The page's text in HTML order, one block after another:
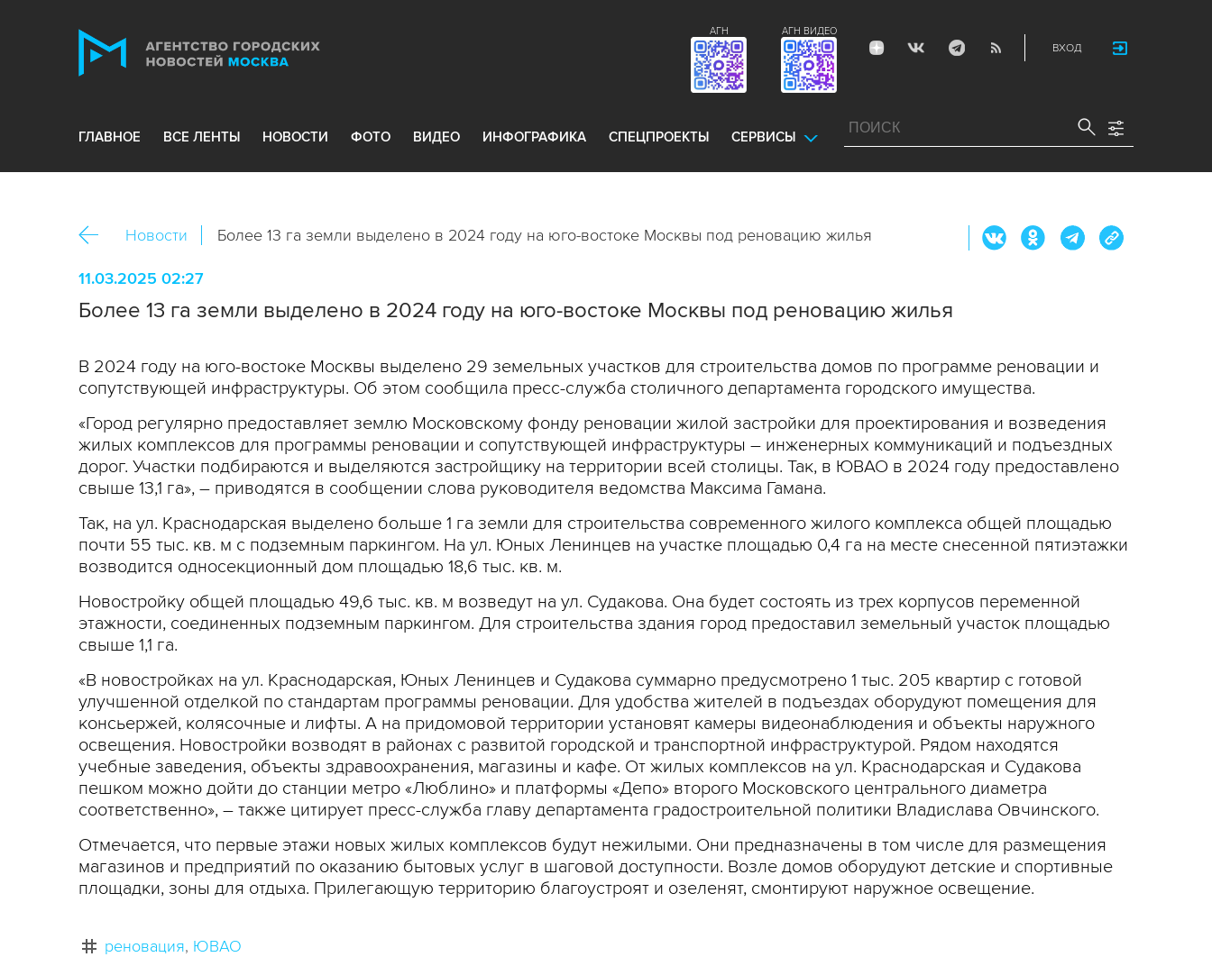
ВХОД
АГН ВИДЕО
АГН
ГЛАВНОЕ ВСЕ ЛЕНТЫ НОВОСТИ ФОТО ВИДЕО ИНФОГРАФИКА СПЕЦПРОЕКТЫ СЕРВИСЫ
Новости Более 13 га земли выделено в 2024 году на юго-востоке Москвы под реновацию жилья
11.03.2025 02:27
Более 13 га земли выделено в 2024 году на юго-востоке Москвы под реновацию жилья
В 2024 году на юго-востоке Москвы выделено 29 земельных участков для строительства домов по программе реновации и
сопутствующей инфраструктуры. Об этом сообщила пресс-служба столичного департамента городского имущества.
«Город регулярно предоставляет землю Московскому фонду реновации жилой застройки для проектирования и возведения
жилых комплексов для программы реновации и сопутствующей инфраструктуры – инженерных коммуникаций и подъездных
дорог. Участки подбираются и выделяются застройщику на территории всей столицы. Так, в ЮВАО в 2024 году предоставлено
свыше 13,1 га», – приводятся в сообщении слова руководителя ведомства Максима Гамана.
Так, на ул. Краснодарская выделено больше 1 га земли для строительства современного жилого комплекса общей площадью
почти 55 тыс. кв. м с подземным паркингом. На ул. Юных Ленинцев на участке площадью 0,4 га на месте снесенной пятиэтажки
возводится односекционный дом площадью 18,6 тыс. кв. м.
Новостройку общей площадью 49,6 тыс. кв. м возведут на ул. Судакова. Она будет состоять из трех корпусов переменной
этажности, соединенных подземным паркингом. Для строительства здания город предоставил земельный участок площадью
свыше 1,1 га.
«В новостройках на ул. Краснодарская, Юных Ленинцев и Судакова суммарно предусмотрено 1 тыс. 205 квартир с готовой
улучшенной отделкой по стандартам программы реновации. Для удобства жителей в подъездах оборудуют помещения для
консьержей, колясочные и лифты. А на придомовой территории установят камеры видеонаблюдения и объекты наружного
освещения. Новостройки возводят в районах с развитой городской и транспортной инфраструктурой. Рядом находятся
учебные заведения, объекты здравоохранения, магазины и кафе. От жилых комплексов на ул. Краснодарская и Судакова
пешком можно дойти до станции метро «Люблино» и платформы «Депо» второго Московского центрального диаметра
соответственно», – также цитирует пресс-служба главу департамента градостроительной политики Владислава Овчинского.
Отмечается, что первые этажи новых жилых комплексов будут нежилыми. Они предназначены в том числе для размещения
магазинов и предприятий по оказанию бытовых услуг в шаговой доступности. Возле домов оборудуют детские и спортивные
площадки, зоны для отдыха. Прилегающую территорию благоустроят и озеленят, смонтируют наружное освещение.
реновация ЮВАО